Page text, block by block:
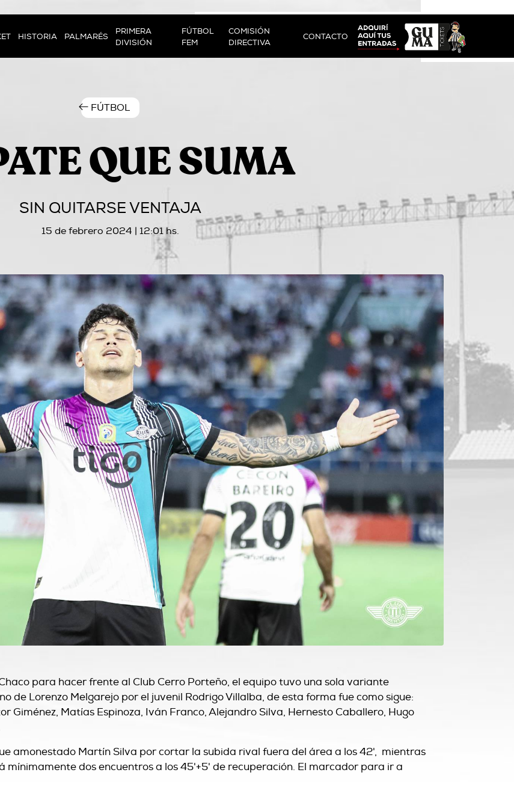
HISTORIA PALMARÉS
PRIMERA
DIVISIÓN
FÚTBOL
FEM
COMISIÓN
DIRECTIVA
CONTACTO
FÚTBOL
QUE SUMA
SIN QUITARSE VENTAJA
15 de febrero 2024 | 12:01 hs.
para hacer frente al Club Cerro Porteño, el equipo tuvo una sola variante
de Lorenzo Melgarejo por el juvenil Rodrigo Villalba, de esta forma fue como sigue:
Giménez, Matías Espinoza, Iván Franco, Alejandro Silva, Hernesto Caballero, Hugo
amonestado Martín Silva por cortar la subida rival fuera del área a los 42', mientras
mínimamente dos encuentros a los 45'+5' de recuperación. El marcador para ir a